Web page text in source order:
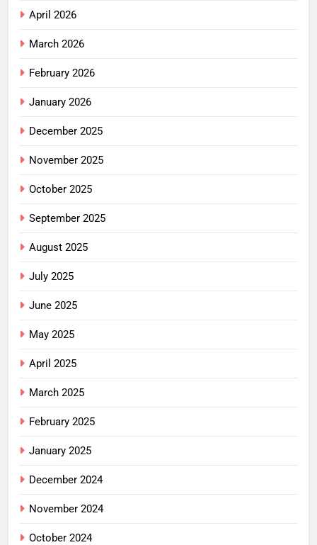
April 2026
March 2026
February 2026
January 2026
December 2025
November 2025
October 2025
September 2025
August 2025
July 2025
June 2025
May 2025
April 2025
March 2025
February 2025
January 2025
December 2024
November 2024
October 2024